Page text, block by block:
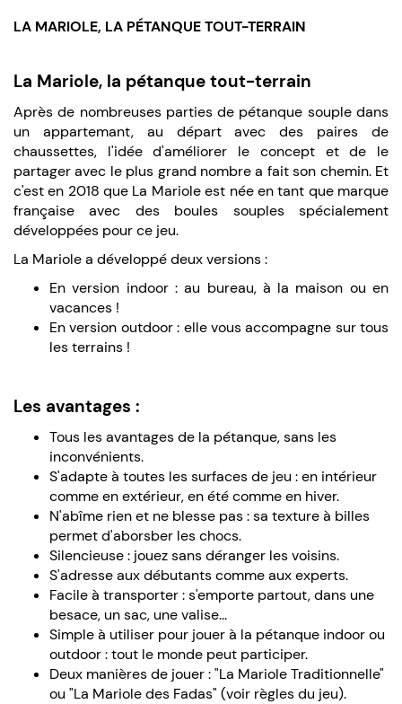
LA MARIOLE, LA PÉTANQUE TOUT-TERRAIN
La Mariole, la pétanque tout-terrain
Après de nombreuses parties de pétanque souple dans
un appartemant, au départ avec des paires de
chaussettes, l'idée d'améliorer le concept et de le
partager avec le plus grand nombre a fait son chemin. Et
c'est en 2018 que La Mariole est née en tant que marque
française avec des boules souples spécialement
développées pour ce jeu.
La Mariole a développé deux versions :
En version indoor : au bureau, à la maison ou en
vacances !
En version outdoor : elle vous accompagne sur tous
les terrains !
Les avantages :
Tous les avantages de la pétanque, sans les
inconvénients.
S'adapte à toutes les surfaces de jeu : en intérieur
comme en extérieur, en été comme en hiver.
N'abîme rien et ne blesse pas : sa texture à billes
permet d'aborsber les chocs.
Silencieuse : jouez sans déranger les voisins.
S'adresse aux débutants comme aux experts.
Facile à transporter : s'emporte partout, dans une
besace, un sac, une valise...
Simple à utiliser pour jouer à la pétanque indoor ou
outdoor : tout le monde peut participer.
Deux manières de jouer : "La Mariole Traditionnelle"
ou "La Mariole des Fadas" (voir règles du jeu).